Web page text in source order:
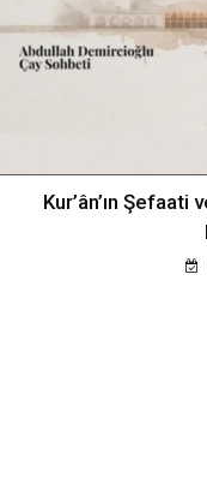
Kur’ân’ın Şefaati